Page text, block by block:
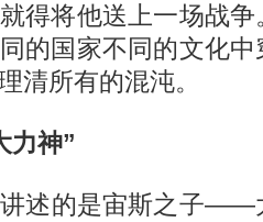
得将他送上一场战
的国家不同的文化
清所有的混沌。
力神”
的是宙斯之子——